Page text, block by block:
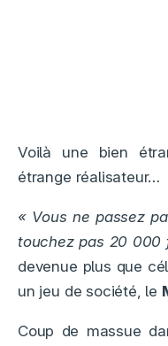
Voilà une bien
étrange réalisateur…
« Vous ne passez
touchez pas 20 000
devenue plus que
un jeu de société, le
Coup de massue